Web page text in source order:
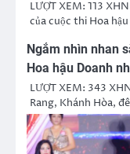
LƯỢT XEM: 113
của cuộc thi Hoa
Ngắm nhìn nhan
Hoa hậu Doanh
LƯỢT XEM: 343
Rang, Khánh Hòa,